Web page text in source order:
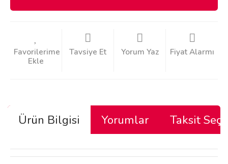
Tavsiye Et Yorum Yaz Fiyat Alarmı
Ürün Bilgisi Yorumlar Taksit